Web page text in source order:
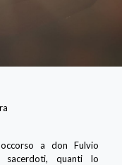
a don Fulvio
sacerdoti, quanti lo